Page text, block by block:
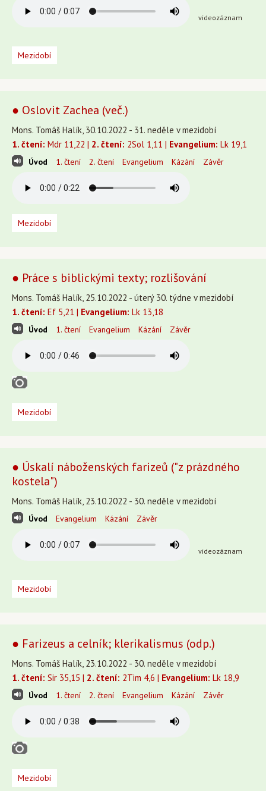
videozáznam
Mezidobí
● Oslovit Zachea (več.)
Mons. Tomáš Halík, 30.10.2022 - 31. neděle v mezidobí
1. čtení: Mdr 11,22 | 2. čtení: 2Sol 1,11 | Evangelium: Lk 19,1
Úvod 1. čtení 2. čtení Evangelium Kázání Závěr
Mezidobí
● Práce s biblickými texty; rozlišování
Mons. Tomáš Halík, 25.10.2022 - úterý 30. týdne v mezidobí
1. čtení: Ef 5,21 | Evangelium: Lk 13,18
Úvod 1. čtení Evangelium Kázání Závěr
Mezidobí
● Úskalí náboženských farizeů ("z prázdného
kostela")
Mons. Tomáš Halík, 23.10.2022 - 30. neděle v mezidobí
Úvod Evangelium Kázání Závěr
videozáznam
Mezidobí
● Farizeus a celník; klerikalismus (odp.)
Mons. Tomáš Halík, 23.10.2022 - 30. neděle v mezidobí
1. čtení: Sir 35,15 | 2. čtení: 2Tim 4,6 | Evangelium: Lk 18,9
Úvod 1. čtení 2. čtení Evangelium Kázání Závěr
Mezidobí